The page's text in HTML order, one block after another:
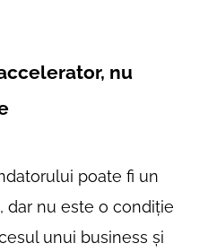
nu
poate fi un
dar nu este o condiție
unui business și